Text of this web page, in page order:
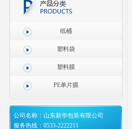
纸桶
塑料袋
塑料膜
PE单片膜
公司名称：山东新华包装有限公司
服务热线：0533-2222211